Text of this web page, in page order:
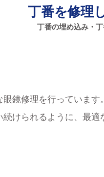
丁番を修理
丁番の埋め込み・
鏡修理を行っています。
けられるように、最適